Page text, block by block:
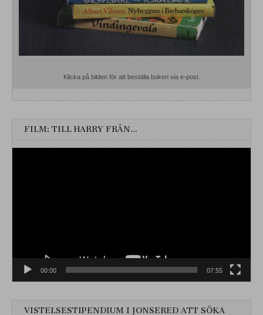
Klicka på bilden för att beställa boken via e-post.
FILM: TILL HARRY FRÅN…
00:00 07:55
VISTELSESTIPENDIUM I JONSERED ATT SÖKA